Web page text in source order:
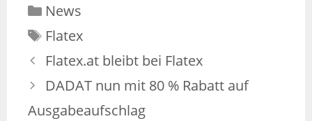
News
Flatex
Flatex.at bleibt bei Flatex
DADAT nun mit 80 % Rabatt auf
Ausgabeaufschlag